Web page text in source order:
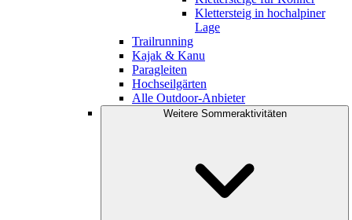
Klettersteig in hochalpiner
Lage
Trailrunning
Kajak & Kanu
Paragleiten
Hochseilgärten
Alle Outdoor-Anbieter
Weitere Sommeraktivitäten